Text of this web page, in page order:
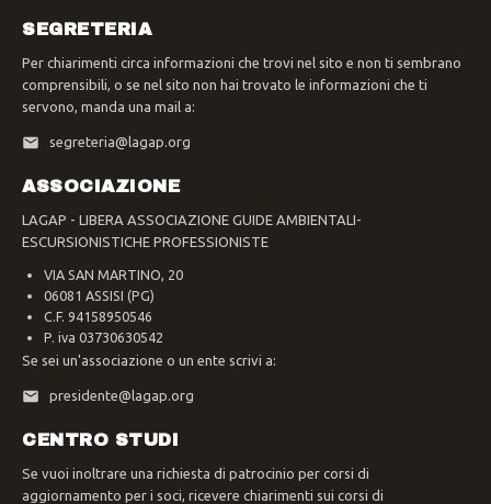
SEGRETERIA
Per chiarimenti circa informazioni che trovi nel sito e non ti sembrano
comprensibili, o se nel sito non hai trovato le informazioni che ti
servono, manda una mail a:
segreteria@lagap.org
ASSOCIAZIONE
LAGAP - LIBERA ASSOCIAZIONE GUIDE AMBIENTALI-
ESCURSIONISTICHE PROFESSIONISTE
VIA SAN MARTINO, 20
06081 ASSISI (PG)
C.F. 94158950546
P. iva 03730630542
Se sei un'associazione o un ente scrivi a:
presidente@lagap.org
CENTRO STUDI
Se vuoi inoltrare una richiesta di patrocinio per corsi di
aggiornamento per i soci, ricevere chiarimenti sui corsi di